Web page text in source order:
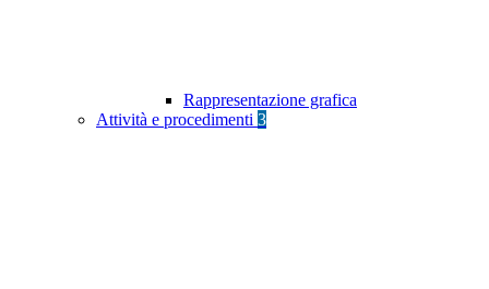
Rappresentazione grafica
Attività e procedimenti 3